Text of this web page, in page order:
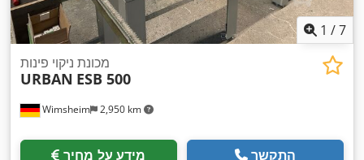
1 /7
Wimsheim 2,950 km
מכונת ניקוי פינות
URBAN ESB 500
מידע על מחיר התקשר